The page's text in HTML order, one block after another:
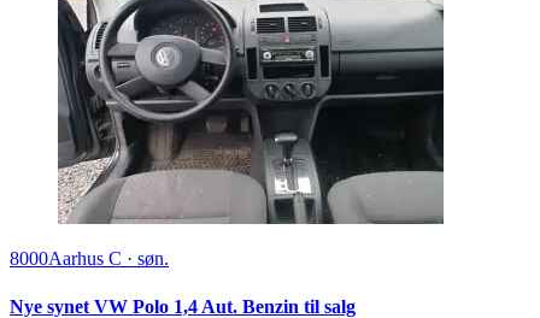
8000Aarhus C · søn.
Nye synet VW Polo 1,4 Aut. Benzin til salg